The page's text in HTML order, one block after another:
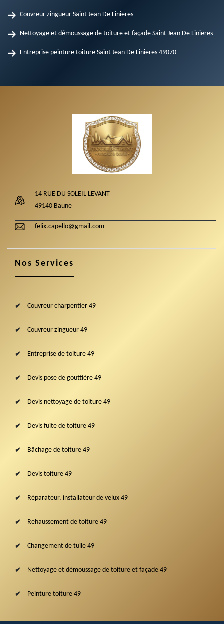
Couvreur zingueur Saint Jean De Linieres
Nettoyage et démoussage de toiture et façade Saint Jean De Linieres
Entreprise peinture toiture Saint Jean De Linieres 49070
14 RUE DU SOLEIL LEVANT
49140 Baune
felix.capello@gmail.com
Nos Services
Couvreur charpentier 49
Couvreur zingueur 49
Entreprise de toiture 49
Devis pose de gouttière 49
Devis nettoyage de toiture 49
Devis fuite de toiture 49
Bâchage de toiture 49
Devis toiture 49
Réparateur, installateur de velux 49
Rehaussement de toiture 49
Changement de tuile 49
Nettoyage et démoussage de toiture et façade 49
Peinture toiture 49